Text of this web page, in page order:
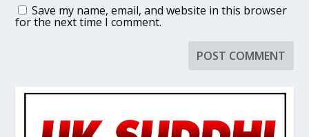
Save my name, email, and website in this browser
for the next time I comment.